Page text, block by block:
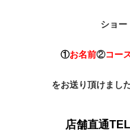
ショー
①お名前②コー
をお送り頂けまし
店舗直通